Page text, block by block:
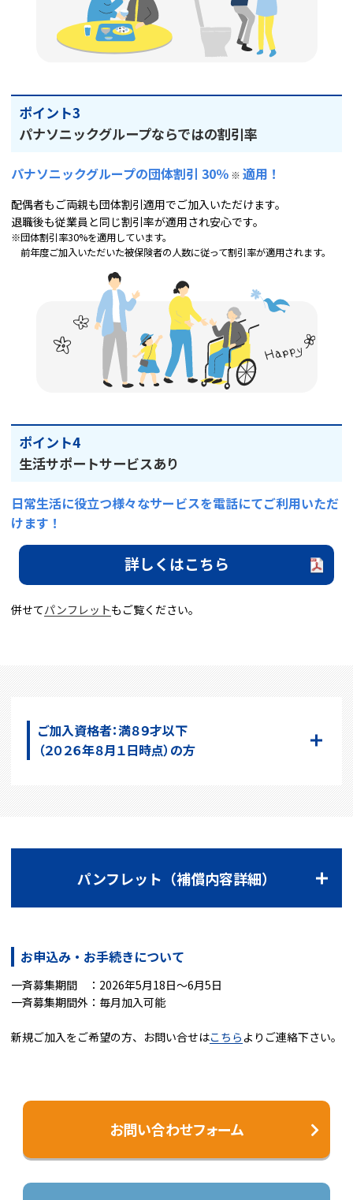
ポイント3
パナソニックグループならではの割引率
パナソニックグループの団体割引 30％ ※ 適用！
配偶者もご両親も団体割引適用でご加入いただけます。
退職後も従業員と同じ割引率が適用され安心です。
※団体割引率30%を適用しています。
前年度ご加入いただいた被保険者の人数に従って割引率が適用されます。
ポイント4
生活サポートサービスあり
日常生活に役立つ様々なサービスを電話にてご利用いただ
けます！
詳しくはこちら
併せてパンフレットもご覧ください。
ご加入資格者：満８９才以下
（２０２６年８月１日時点）の方
パンフレット（補償内容詳細）
お申込み・お手続きについて
一斉募集期間 ：2026年5月18日～6月5日
一斉募集期間外：毎月加入可能
新規ご加入をご希望の方、お問い合せはこちら よりご連絡下さい。
お問い合わせフォーム